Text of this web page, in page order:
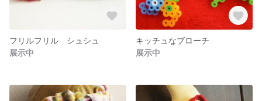
フリルフリル シュシュ
展示中
キッチュなブローチ
展示中